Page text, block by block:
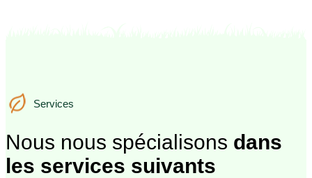
Services
Services
Nous nous spécialisons dans
les services suivants